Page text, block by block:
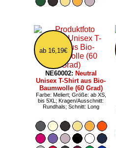
ab 16,19€
NE60002: Neutral
Unisex T-Shirt aus Bio-
Baumwolle (60 Grad)
Farbe: Meliert; Größe: ab XS,
bis 5XL; Kragen/Ausschnitt:
Rundhals; Schnitt: Long